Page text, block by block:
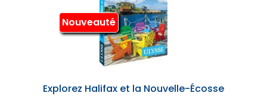
Nouveauté
Explorez Halifax et la Nouvelle-Écosse